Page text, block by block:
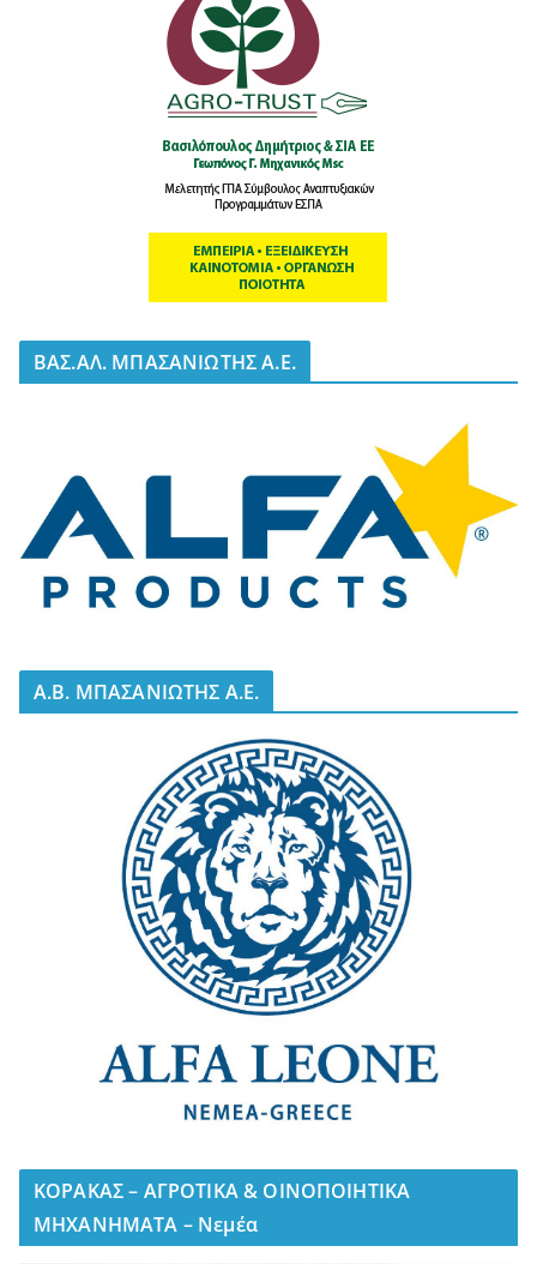
BΑΣ.ΑΛ. ΜΠΑΣΑΝΙΩΤΗΣ Α.Ε.
A.B. ΜΠΑΣΑΝΙΩΤΗΣ Α.Ε.
ΚΟΡΑΚΑΣ – ΑΓΡΟΤΙΚΑ & ΟΙΝΟΠΟΙΗΤΙΚΑ
ΜΗΧΑΝΗΜΑΤΑ – Νεμέα